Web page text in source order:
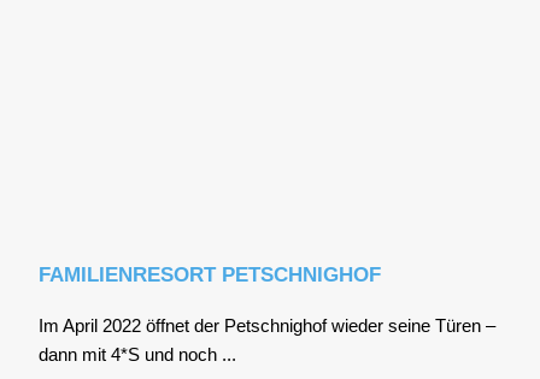
FAMILIENRESORT PETSCHNIGHOF
Im April 2022 öff­net der Pet­sch­nig­hof wie­der sei­ne Türen –
dann mit 4*S und noch ...